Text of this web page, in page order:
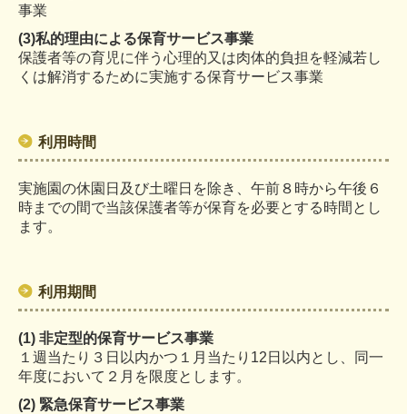
事業
(3)私的理由による保育サービス事業
保護者等の育児に伴う心理的又は肉体的負担を軽減若し
くは解消するために実施する保育サービス事業
利用時間
実施園の休園日及び土曜日を除き、午前８時から午後６
時までの間で当該保護者等が保育を必要とする時間とし
ます。
利用期間
(1) 非定型的保育サービス事業
１週当たり３日以内かつ１月当たり12日以内とし、同一
年度において２月を限度とします。
(2) 緊急保育サービス事業